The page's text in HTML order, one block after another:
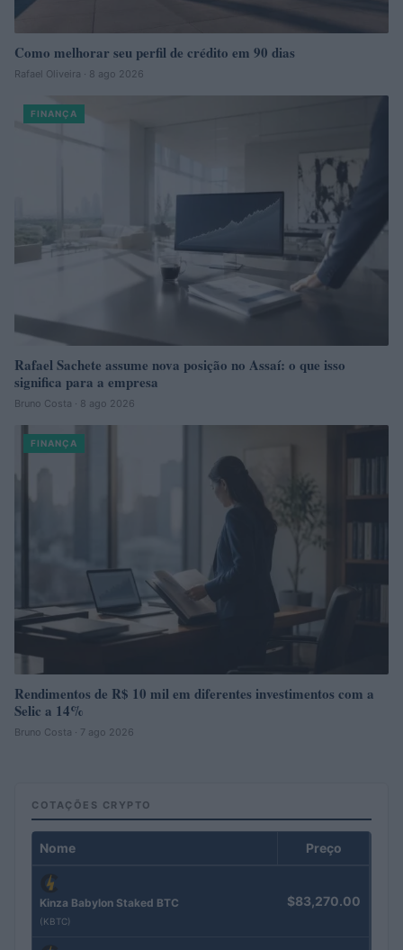
Como melhorar seu perfil de crédito em 90 dias
Rafael Oliveira · 8 ago 2026
FINANÇA
Rafael Sachete assume nova posição no Assaí: o que isso
significa para a empresa
Bruno Costa · 8 ago 2026
FINANÇA
Rendimentos de R$ 10 mil em diferentes investimentos com a
Selic a 14%
Bruno Costa · 7 ago 2026
COTAÇÕES CRYPTO
Nome Preço
Kinza Babylon Staked BTC
(KBTC)
$83,270.00